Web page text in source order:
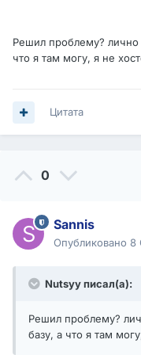
Решил проблему? лично
что я там могу, я не
Цитата
0
Sannis
Опубликовано 8
Nutsyy писал(а):
Решил проблему?
базу, а что я там